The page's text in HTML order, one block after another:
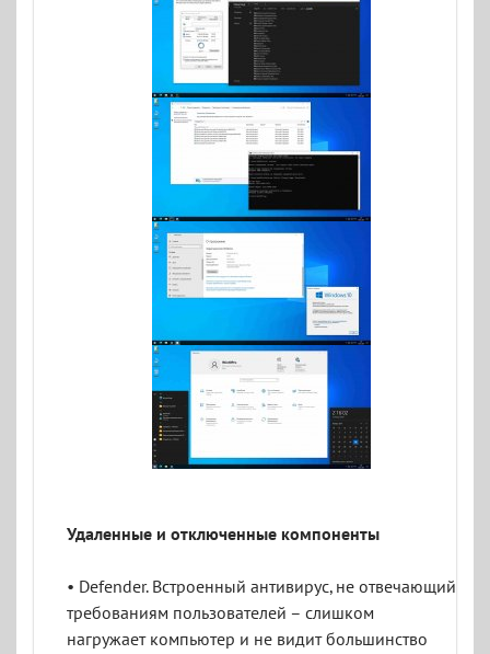
Удаленные и отключенные компоненты
• Defender. Встроенный антивирус, не отвечающий
требованиям пользователей – слишком
нагружает компьютер и не видит большинство